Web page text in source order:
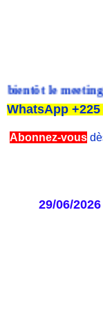
meeting hiver
WhatsApp +225
Abonnez-vous
29/06/2026